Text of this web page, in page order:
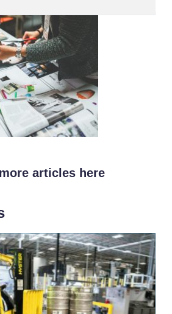
articles here